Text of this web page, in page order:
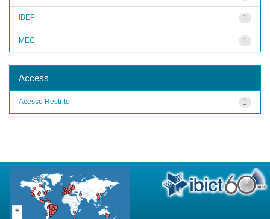
1
IBEP
1
MEC
Access
1
Acesso Restrito